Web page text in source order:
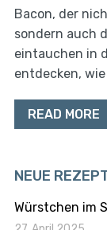
Bacon, der
sondern auch
eintauchen in
entdecken,
READ MORE
NEUE
Würstchen im